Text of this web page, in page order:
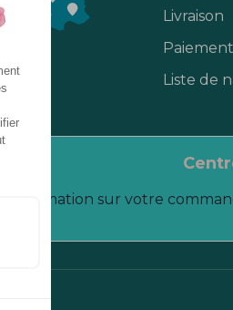
Livraison
Liste de
Information sur votre